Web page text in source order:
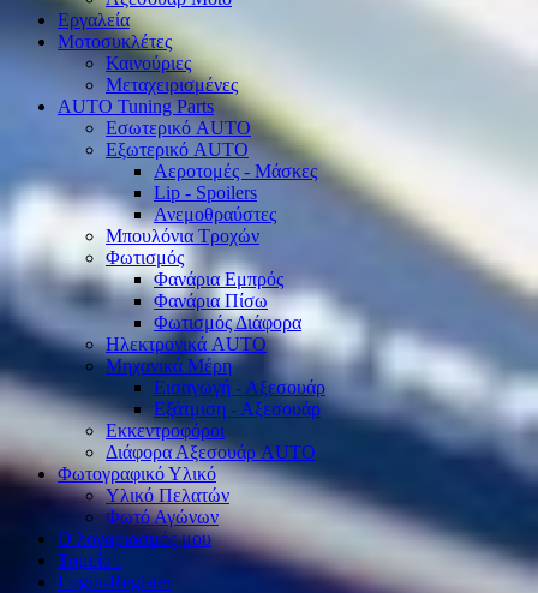
Εργαλεία
Μοτοσυκλέτες
Καινούριες
Μεταχειρισμένες
AUTO Tuning Parts
Εσωτερικό AUTO
Εξωτερικό AUTO
Αεροτομές - Μάσκες
Lip - Spoilers
Ανεμοθραύστες
Μπουλόνια Τροχών
Φωτισμός
Φανάρια Εμπρός
Φανάρια Πίσω
Φωτισμός Διάφορα
Ηλεκτρονικά AUTO
Μηχανικά Μέρη
Εισαγωγή - Αξεσουάρ
Εξάτμιση - Αξεσουάρ
Εκκεντροφόροι
Διάφορα Αξεσουάρ AUTO
Φωτογραφικό Υλικό
Υλικό Πελατών
Φωτό Αγώνων
Ο λογαριασμός μου
Ταμείο .
Login-Register